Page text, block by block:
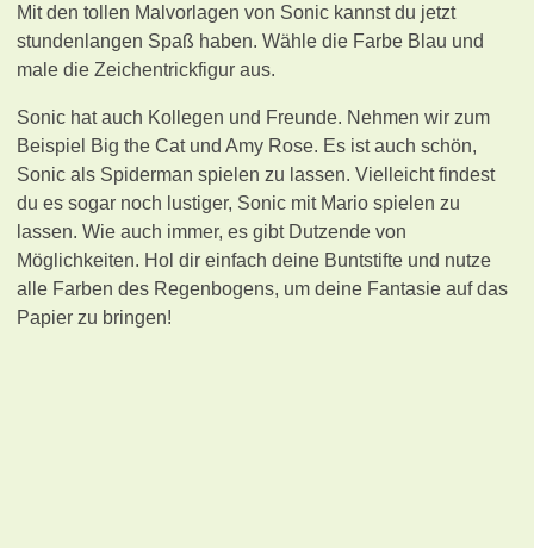
Mit den tollen Malvorlagen von Sonic kannst du jetzt
stundenlangen Spaß haben. Wähle die Farbe Blau und
male die Zeichentrickfigur aus.
Sonic hat auch Kollegen und Freunde. Nehmen wir zum
Beispiel Big the Cat und Amy Rose. Es ist auch schön,
Sonic als Spiderman spielen zu lassen. Vielleicht findest
du es sogar noch lustiger, Sonic mit Mario spielen zu
lassen. Wie auch immer, es gibt Dutzende von
Möglichkeiten. Hol dir einfach deine Buntstifte und nutze
alle Farben des Regenbogens, um deine Fantasie auf das
Papier zu bringen!